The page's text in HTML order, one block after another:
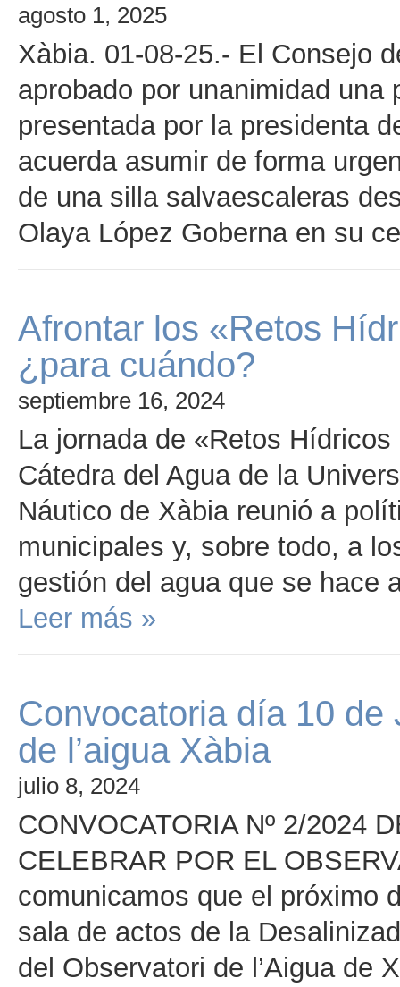
agosto 1, 2025
Xàbia. 01-08-25.- El Consejo
aprobado por unanimidad
presentada por la presidenta
acuerda asumir de forma
de una silla salvaescaleras
Olaya López Goberna en su
Afrontar los «Retos
¿para cuándo?
septiembre 16, 2024
La jornada de «Retos
Cátedra del Agua de la
Náutico de Xàbia reunió a
municipales y, sobre todo, a
gestión del agua que se
Leer más »
Convocatoria día 10
de l’aigua Xàbia
julio 8, 2024
CONVOCATORIA Nº 2/2024
CELEBRAR POR EL
comunicamos que el próximo
sala de actos de la
del Observatori de l’Aigua de